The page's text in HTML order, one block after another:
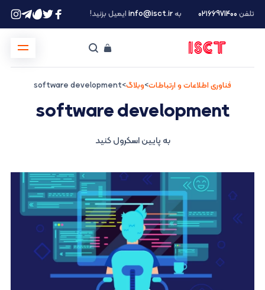
تلفن ۰۲۱66971400 بهinfo@isct.irایمیل بزنید!
فناوری اطلاعات و ارتباطات>وبلاگ>
software development
software development
به پایین اسکرول کنید